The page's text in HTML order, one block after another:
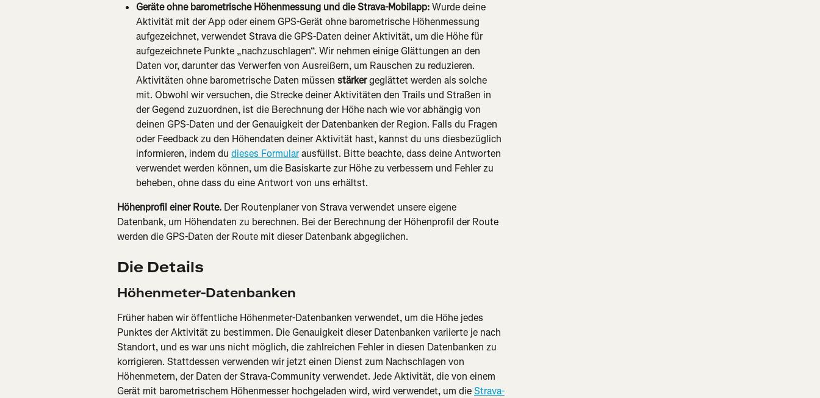
Geräte ohne barometrische Höhenmessung und die Strava-Mobilapp: Wurde deine
Aktivität mit der App oder einem GPS-Gerät ohne barometrische Höhenmessung
aufgezeichnet, verwendet Strava die GPS-Daten deiner Aktivität, um die Höhe für
aufgezeichnete Punkte „nachzuschlagen“. Wir nehmen einige Glättungen an den
Daten vor, darunter das Verwerfen von Ausreißern, um Rauschen zu reduzieren.
Aktivitäten ohne barometrische Daten müssen stärker geglättet werden als solche
mit. Obwohl wir versuchen, die Strecke deiner Aktivitäten den Trails und Straßen in
der Gegend zuzuordnen, ist die Berechnung der Höhe nach wie vor abhängig von
deinen GPS-Daten und der Genauigkeit der Datenbanken der Region. Falls du Fragen
oder Feedback zu den Höhendaten deiner Aktivität hast, kannst du uns diesbezüglich
informieren, indem du dieses Formular ausfüllst. Bitte beachte, dass deine Antworten
verwendet werden können, um die Basiskarte zur Höhe zu verbessern und Fehler zu
beheben, ohne dass du eine Antwort von uns erhältst.
Höhenprofil einer Route. Der Routenplaner von Strava verwendet unsere eigene
Datenbank, um Höhendaten zu berechnen. Bei der Berechnung der Höhenprofil der Route
werden die GPS-Daten der Route mit dieser Datenbank abgeglichen.
Die Details
Höhenmeter-Datenbanken
Früher haben wir öffentliche Höhenmeter-Datenbanken verwendet, um die Höhe jedes
Punktes der Aktivität zu bestimmen. Die Genauigkeit dieser Datenbanken variierte je nach
Standort, und es war uns nicht möglich, die zahlreichen Fehler in diesen Datenbanken zu
korrigieren. Stattdessen verwenden wir jetzt einen Dienst zum Nachschlagen von
Höhenmetern, der Daten der Strava-Community verwendet. Jede Aktivität, die von einem
Gerät mit barometrischem Höhenmesser hochgeladen wird, wird verwendet, um die Strava-